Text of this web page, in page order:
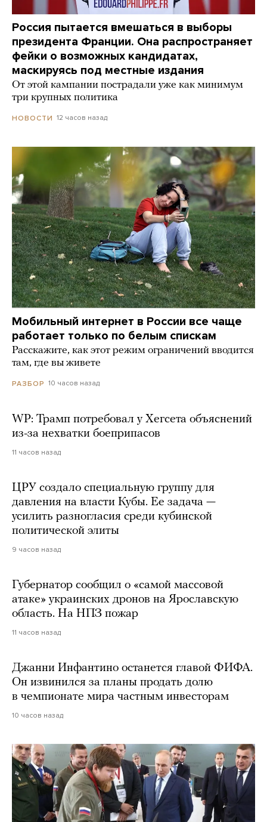
Россия пытается вмешаться в выборы
президента Франции. Она распространяет
фейки о возможных кандидатах,
маскируясь под местные издания
От этой кампании пострадали уже как минимум
три крупных политика
НОВОСТИ 12 часов назад
Мобильный интернет в России все чаще
работает только по белым спискам
Расскажите, как этот режим ограничений вводится
там, где вы живете
РАЗБОР 10 часов назад
WP: Трамп потребовал у Хегсета объяснений
из-за нехватки боеприпасов
11 часов назад
ЦРУ создало специальную группу для
давления на власти Кубы. Ее задача —
усилить разногласия среди кубинской
политической элиты
9 часов назад
Губернатор сообщил о «самой массовой
атаке» украинских дронов на Ярославскую
область. На НПЗ пожар
11 часов назад
Джанни Инфантино останется главой ФИФА.
Он извинился за планы продать долю
в чемпионате мира частным инвесторам
10 часов назад